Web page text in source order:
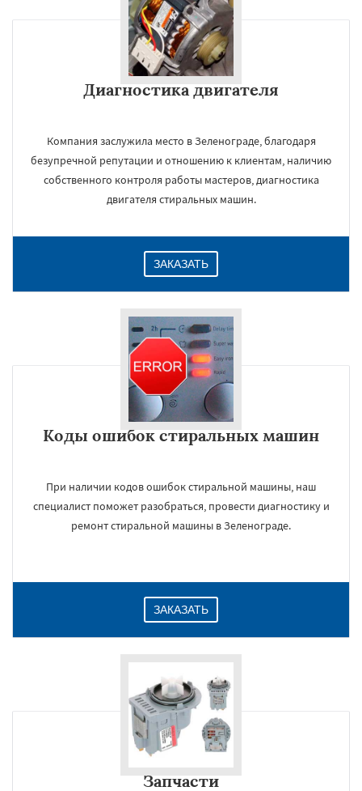
Диагностика двигателя
Компания заслужила место в Зеленограде, благодаря
безупречной репутации и отношению к клиентам, наличию
собственного контроля работы мастеров, диагностика
двигателя стиральных машин.
ЗАКАЗАТЬ
Коды ошибок стиральных машин
При наличии кодов ошибок стиральной машины, наш
специалист поможет разобраться, провести диагностику и
ремонт стиральной машины в Зеленограде.
ЗАКАЗАТЬ
Запчасти